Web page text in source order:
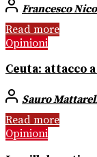
Francesco
Read more
Opinioni
Ceuta: attacco
Sauro
Read more
Opinioni